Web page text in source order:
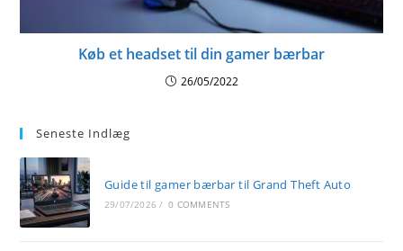
Køb et headset til din gamer bærbar
26/05/2022
Seneste Indlæg
Guide til gamer bærbar til Grand Theft Auto
29/07/2026 / 0 COMMENTS